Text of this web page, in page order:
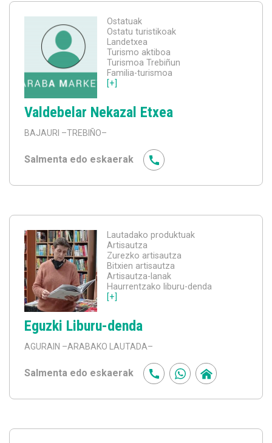
Ostatuak
Ostatu turistikoak
Landetxea
Turismo aktiboa
Turismoa Trebiñun
Familia-turismoa
[+]
Valdebelar Nekazal Etxea
BAJAURI –TREBIÑO–
Salmenta edo eskaerak
Lautadako produktuak
Artisautza
Zurezko artisautza
Bitxien artisautza
Artisautza-lanak
Haurrentzako liburu-denda
[+]
Eguzki Liburu-denda
AGURAIN –ARABAKO LAUTADA–
Salmenta edo eskaerak